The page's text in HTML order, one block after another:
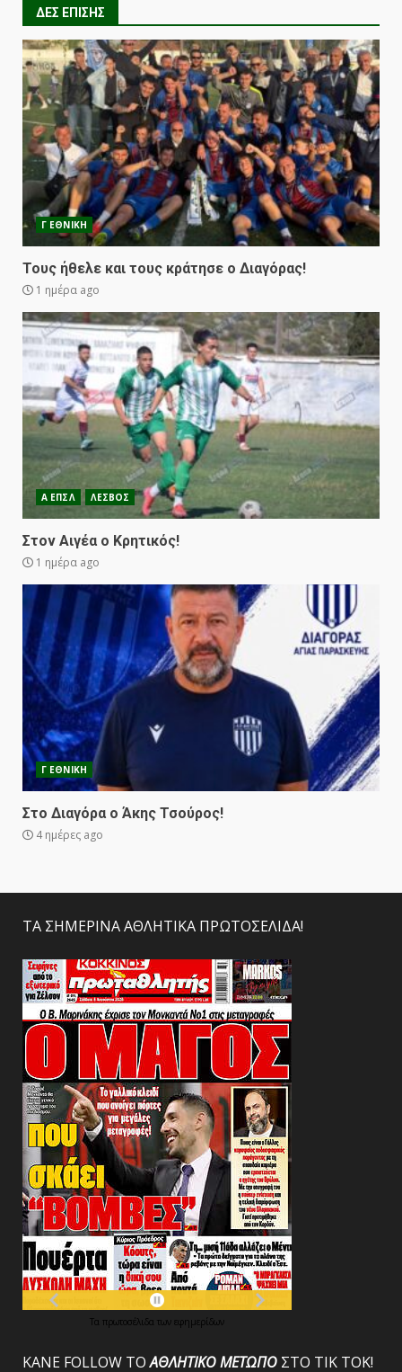
ΔΕΣ ΕΠΙΣΗΣ
Γ ΕΘΝΙΚΗ
Τους ήθελε και τους κράτησε ο Διαγόρας!
1 ημέρα ago
Α ΕΠΣΛ ΛΕΣΒΟΣ
Στον Αιγέα ο Κρητικός!
1 ημέρα ago
Γ ΕΘΝΙΚΗ
Στο Διαγόρα ο Άκης Τσούρος!
4 ημέρες ago
ΤΑ ΣΗΜΕΡΙΝΑ ΑΘΛΗΤΙΚΑ ΠΡΩΤΟΣΕΛΙΔΑ!
Τα πρωτοσέλιδα των εφημερίδων
ΚΑΝΕ FOLLOW ΤΟΑΘΛΗΤΙΚΟΜΕΤΩΠΟ ΣΤΟ ΤΙΚ ΤΟΚ!